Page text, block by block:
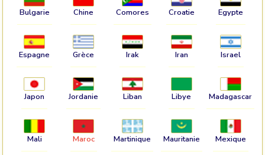
Bulgarie Chine Comores Croatie Egypte
Espagne Grèce Irak Iran Israel
Japon Jordanie Liban Libye Madagascar
Mali Maroc Martinique Mauritanie Mexique